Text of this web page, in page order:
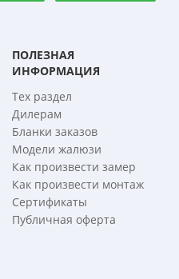
ПОЛЕЗНАЯ
ИНФОРМАЦИЯ
Тех раздел
Дилерам
Бланки заказов
Модели жалюзи
Как произвести замер
Как произвести монтаж
Сертификаты
Публичная оферта